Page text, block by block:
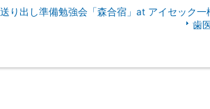
り出し準備勉強会「森合宿」at アイセック一
歯